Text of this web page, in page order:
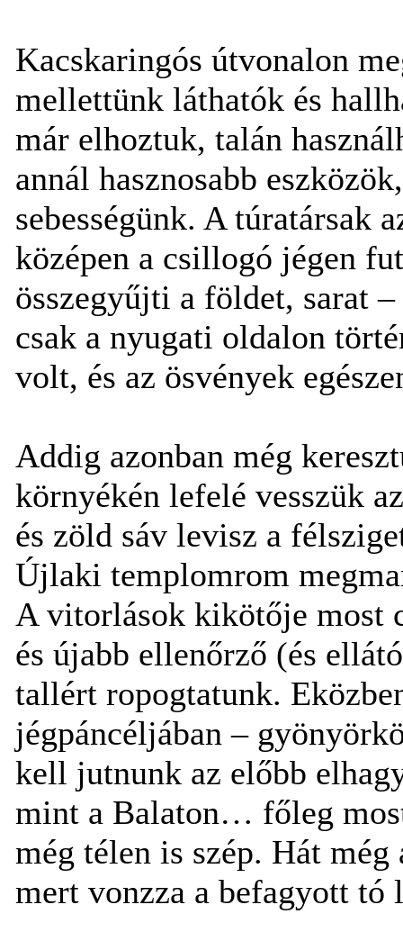
Kacskaringós útvonalon
mellettünk láthatók és
már elhoztuk, talán
annál hasznosabb
sebességünk. A túratársak
középen a csillogó jégen
összegyűjti a földet, sarat
csak a nyugati oldalon
volt, és az ösvények
Addig azonban még
környékén lefelé vesszük
és zöld sáv levisz a
Újlaki templomrom
A vitorlások kikötője most
és újabb ellenőrző (és
tallért ropogtatunk.
jégpáncéljában –
kell jutnunk az előbb
mint a Balaton… főleg
még télen is szép. Hát
mert vonzza a befagyott tó